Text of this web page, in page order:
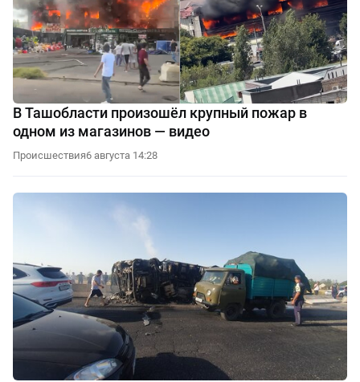
В Ташобласти произошёл крупный пожар в
одном из магазинов — видео
Происшествия6 августа 14:28